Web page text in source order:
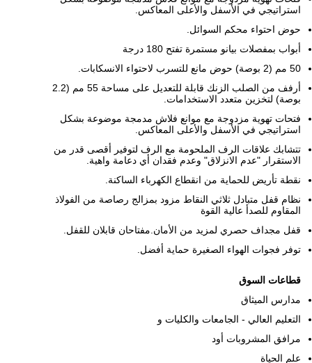
استراتيجي في الأسفل والأعلى المعاكس.
حوض احتواء محكم السوائل.
أبواب بمفصلات بيانو مستمرة تفتح 180 درجة
50 مم (2 بوصة) حوض مانع للتسرب لاحتواء الانسكابات.
أرفف من الصلب الزنك قابلة للتعديل على مساحة 55 مم (2.2
بوصة) لتخزين متعدد الاستخدامات.
فتحات تهوية مزدوجة مع موانع فلاش مدمجة موضوعة بشكل
استراتيجي في الأسفل والأعلى المعاكس.
تتشابك علاقات الرف الملحومة مع الرف لتوفير أقصى قدر من
الاستقرار "عدم الانزلاق" وعدم فقدان أي دعامة واهية.
نقطة تأريض للحماية من انقطاع الكهرباء الساكنة.
نظام قفل متبادل ثلاثي النقاط مزود بمزالج رصاصة من الفولاذ
المقاوم للصدأ عالية القوة
قفل مجداف حصري لمزيد من الأمان.مفتاحان قابلان للقفل.
توفر فجوات الهواء الصغيرة حماية أفضل.
قطاعات السوق
مدارس الميثاق
التعليم العالي - الجامعات والكليات و
مرافق المشروبات أود
علم الحياة